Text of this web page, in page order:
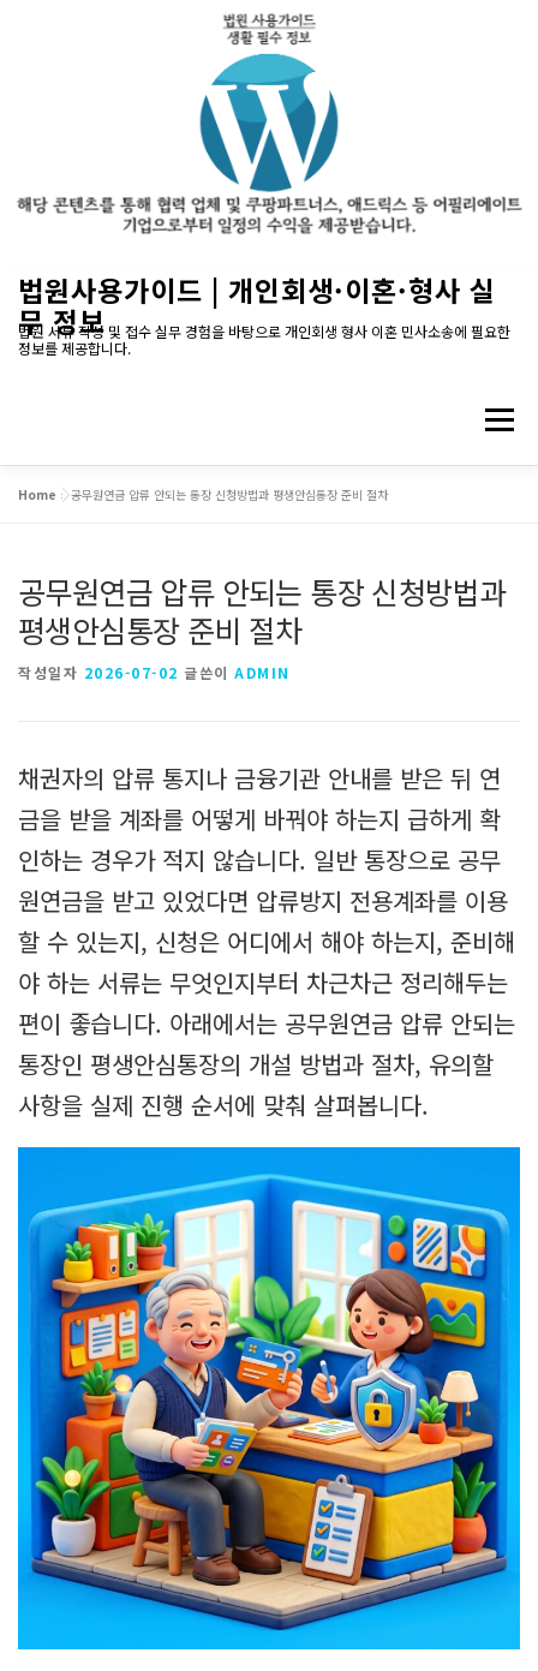
법원사용가이드 | 개인회생·이혼·형사 실
무 정보
법원 서류 작성 및 접수 실무 경험을 바탕으로 개인회생 형사 이혼 민사소송에 필요한
정보를 제공합니다.
메뉴
Home »공무원연금 압류 안되는 통장 신청방법과 평생안심통장 준비 절차
공무원연금 압류 안되는 통장 신청방법과
평생안심통장 준비 절차
작성일자 2026-07-02 글쓴이 ADMIN
채권자의 압류 통지나 금융기관 안내를 받은 뒤 연
금을 받을 계좌를 어떻게 바꿔야 하는지 급하게 확
인하는 경우가 적지 않습니다. 일반 통장으로 공무
원연금을 받고 있었다면 압류방지 전용계좌를 이용
할 수 있는지, 신청은 어디에서 해야 하는지, 준비해
야 하는 서류는 무엇인지부터 차근차근 정리해두는
편이 좋습니다. 아래에서는 공무원연금 압류 안되는
통장인 평생안심통장의 개설 방법과 절차, 유의할
사항을 실제 진행 순서에 맞춰 살펴봅니다.